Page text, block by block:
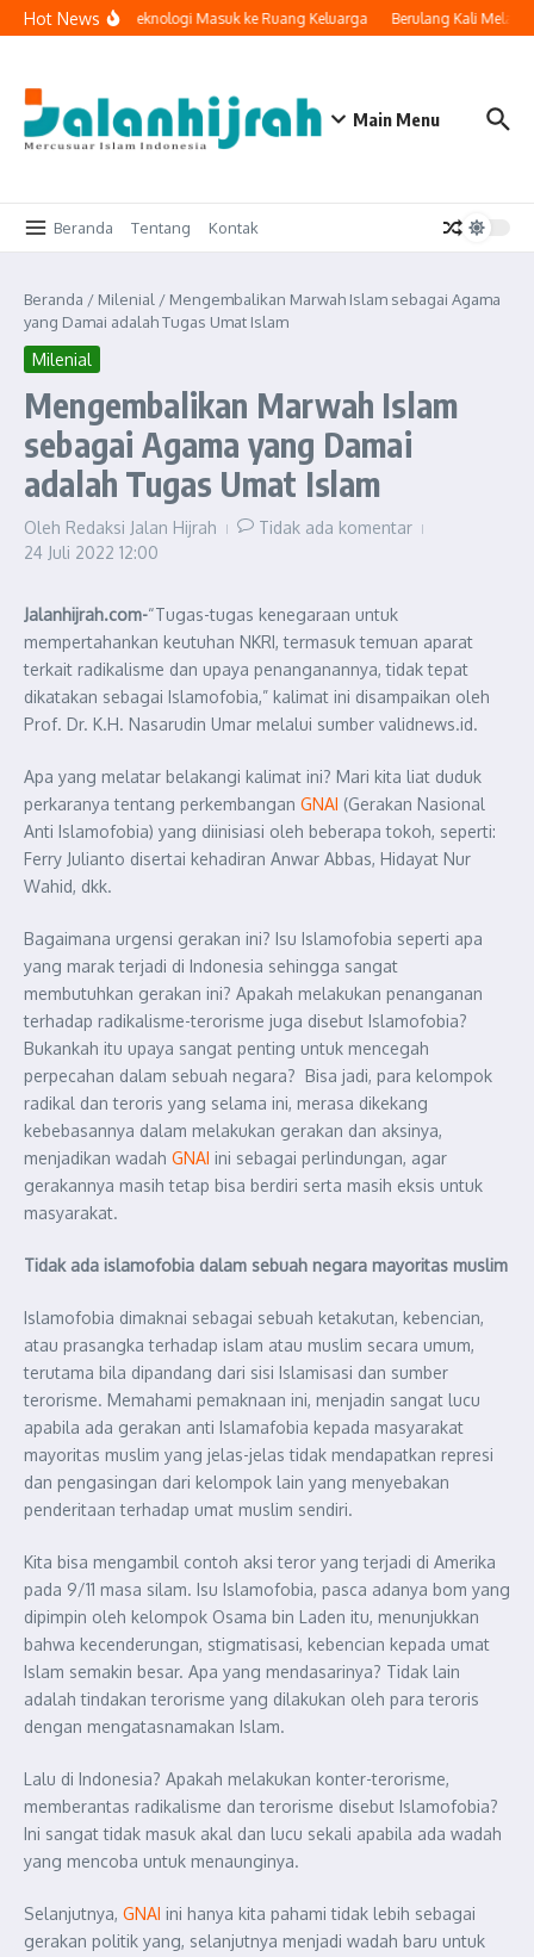
Lewati ke konten
Hot NewsKetika Teknologi Masuk ke Ruang Keluarga Berulang Kali
Main Menu
Beranda Tentang Kontak
Beranda / Milenial / Mengembalikan Marwah Islam sebagai Agama
yang Damai adalah Tugas Umat Islam
Milenial
Mengembalikan Marwah Islam
sebagai Agama yang Damai
adalah Tugas Umat Islam
Oleh Redaksi Jalan Hijrah
Tidak ada komentar
24 Juli 2022 12:00
Jalanhijrah.com-“Tugas-tugas kenegaraan untuk
mempertahankan keutuhan NKRI, termasuk temuan aparat
terkait radikalisme dan upaya penanganannya, tidak tepat
dikatakan sebagai Islamofobia,” kalimat ini disampaikan oleh
Prof. Dr. K.H. Nasarudin Umar melalui sumber validnews.id.
Apa yang melatar belakangi kalimat ini? Mari kita liat duduk
perkaranya tentang perkembangan GNAI (Gerakan Nasional
Anti Islamofobia) yang diinisiasi oleh beberapa tokoh, seperti:
Ferry Julianto disertai kehadiran Anwar Abbas, Hidayat Nur
Wahid, dkk.
Bagaimana urgensi gerakan ini? Isu Islamofobia seperti apa
yang marak terjadi di Indonesia sehingga sangat
membutuhkan gerakan ini? Apakah melakukan penanganan
terhadap radikalisme-terorisme juga disebut Islamofobia?
Bukankah itu upaya sangat penting untuk mencegah
perpecahan dalam sebuah negara? Bisa jadi, para kelompok
radikal dan teroris yang selama ini, merasa dikekang
kebebasannya dalam melakukan gerakan dan aksinya,
menjadikan wadah GNAI ini sebagai perlindungan, agar
gerakannya masih tetap bisa berdiri serta masih eksis untuk
masyarakat.
Tidak ada islamofobia dalam sebuah negara mayoritas muslim
Islamofobia dimaknai sebagai sebuah ketakutan, kebencian,
atau prasangka terhadap islam atau muslim secara umum,
terutama bila dipandang dari sisi Islamisasi dan sumber
terorisme. Memahami pemaknaan ini, menjadin sangat lucu
apabila ada gerakan anti Islamafobia kepada masyarakat
mayoritas muslim yang jelas-jelas tidak mendapatkan represi
dan pengasingan dari kelompok lain yang menyebakan
penderitaan terhadap umat muslim sendiri.
Kita bisa mengambil contoh aksi teror yang terjadi di Amerika
pada 9/11 masa silam. Isu Islamofobia, pasca adanya bom yang
dipimpin oleh kelompok Osama bin Laden itu, menunjukkan
bahwa kecenderungan, stigmatisasi, kebencian kepada umat
Islam semakin besar. Apa yang mendasarinya? Tidak lain
adalah tindakan terorisme yang dilakukan oleh para teroris
dengan mengatasnamakan Islam.
Lalu di Indonesia? Apakah melakukan konter-terorisme,
memberantas radikalisme dan terorisme disebut Islamofobia?
Ini sangat tidak masuk akal dan lucu sekali apabila ada wadah
yang mencoba untuk menaunginya.
Selanjutnya, GNAI ini hanya kita pahami tidak lebih sebagai
gerakan politik yang, selanjutnya menjadi wadah baru untuk